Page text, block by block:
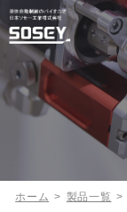
ホーム > 製品一覧 >